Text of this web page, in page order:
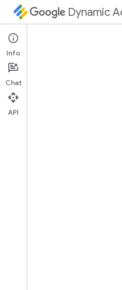
Dynamic
SDK IMA DAI per Roku
Guide
Info
Chat
API